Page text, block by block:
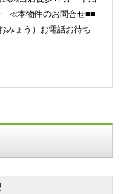
≪本物件のお問合せ■■
みょう）お電話お待ち